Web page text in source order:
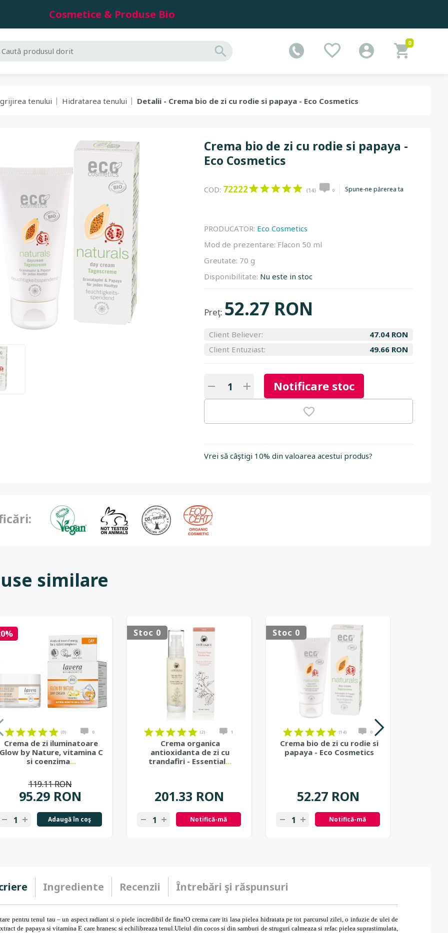
Cosmetice & Produse Bio
0
tenului Hidratarea tenului Detalii - Crema bio de zi cu rodie si papaya - Eco Cosmetics
Crema bio de zi cu rodie si papaya -
Eco Cosmetics
COD: 72222 (14) 0 Spune-ne părerea ta
PRODUCATOR: Eco Cosmetics
Mod de prezentare: Flacon 50 ml
Greutate: 70 g
Disponibilitate: Nu este in stoc
Preţ: 52.27 RON
Client Believer:
47.04 RON
Client Entuziast:
49.66 RON
Notificare stoc
Vrei să câştigi 10% din valoarea acestui produs?
similare
(0) 0
Crema de zi iluminatoare
by Nature, vitamina C
si coenzima...
95.29 RON
119.11 RON
Adaugă în coş
Stoc 0
(2) 1
Crema organica
antioxidanta de zi cu
trandafiri - Essential...
201.33 RON
Notifică-mă
Stoc 0
(14) 0
Crema bio de zi cu rodie si
papaya - Eco Cosmetics
52.27 RON
Notifică-mă
Ingrediente Recenzii Întrebări şi răspunsuri
pentru tenul tau – un aspect radiant si o piele incredibil de fina!O crema care iti lasa pielea hidratata pe tot parcursul zilei, o infuzie de ulei de
de papaya si vitamina E care hranesc si echilibreaza tenul.Uleiul din cocos si din samburi de struguri calmeaza si refac pielea suprastimulata,